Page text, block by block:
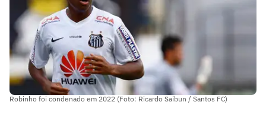
Robinho foi condenado em 2022 (Foto: Ricardo Saibun / Santos FC)